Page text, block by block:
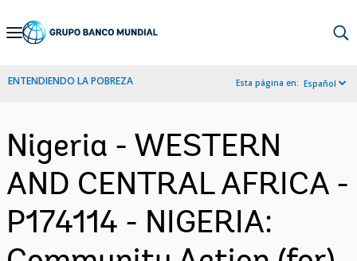
Skip
Navigation
ENTENDIENDO LA POBREZA Esta página en: Español
Nigeria - WESTERN
AND CENTRAL AFRICA -
P174114 - NIGERIA: